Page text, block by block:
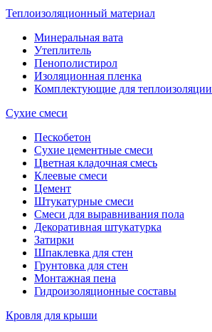
Теплоизоляционный материал
Минеральная вата
Утеплитель
Пенополистирол
Изоляционная пленка
Комплектующие для теплоизоляции
Сухие смеси
Пескобетон
Сухие цементные смеси
Цветная кладочная смесь
Клеевые смеси
Цемент
Штукатурные смеси
Смеси для выравнивания пола
Декоративная штукатурка
Затирки
Шпаклевка для стен
Грунтовка для стен
Монтажная пена
Гидроизоляционные составы
Кровля для крыши